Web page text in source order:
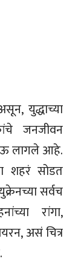
युद्धाच्या
जनजीवन
लागले आहे.
शहरं सोडत
सर्वच
रांगा,
असं चित्र